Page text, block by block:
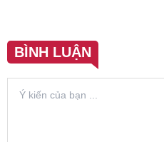
BÌNH LUẬN